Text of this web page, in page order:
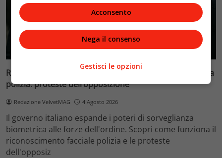
Politica
Riconoscimento facciale, il governo accelera i poteri alla
polizia: proteste dell’opposizione
Redazione VelvetMAG 4 Agosto 2026
Il governo italiano espande i poteri di sorveglianza
biometrica alle forze dell'ordine. Scopri come funziona il
riconoscimento facciale polizia e le proteste
dell'opposiz
Acconsento
Nega il consenso
Gestisci le opzioni